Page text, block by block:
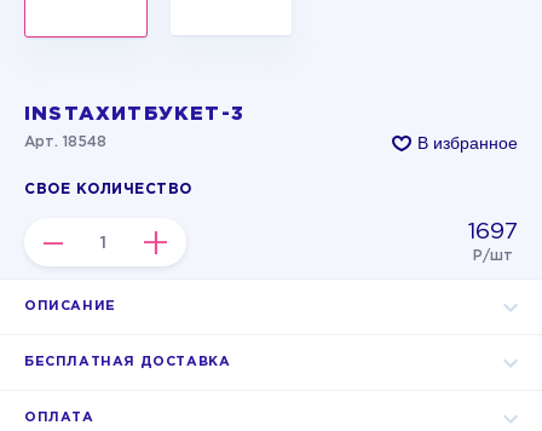
INSTAХИТБУКЕТ-3
Арт. 18548 В избранное
СВОЕ КОЛИЧЕСТВО
– + 1697
Р/шт
ОПИСАНИЕ
БЕСПЛАТНАЯ ДОСТАВКА
ОПЛАТА